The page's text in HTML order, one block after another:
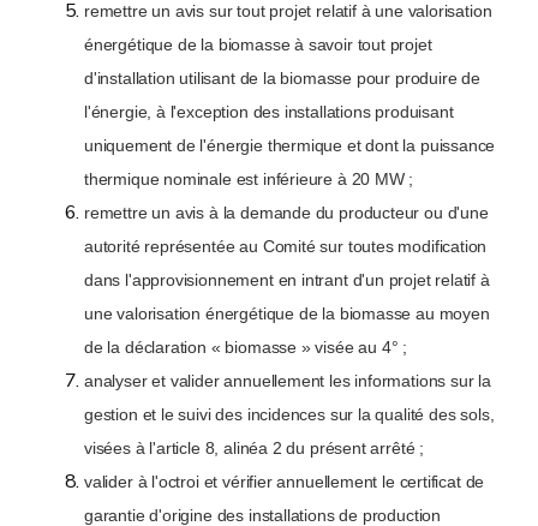
remettre un avis sur tout projet relatif à une valorisation
énergétique de la biomasse à savoir tout projet
d'installation utilisant de la biomasse pour produire de
l'énergie, à l'exception des installations produisant
uniquement de l'énergie thermique et dont la puissance
thermique nominale est inférieure à 20 MW ;
remettre un avis à la demande du producteur ou d'une
autorité représentée au Comité sur toutes modification
dans l'approvisionnement en intrant d'un projet relatif à
une valorisation énergétique de la biomasse au moyen
de la déclaration « biomasse » visée au 4° ;
analyser et valider annuellement les informations sur la
gestion et le suivi des incidences sur la qualité des sols,
visées à l'article 8, alinéa 2 du présent arrêté ;
valider à l'octroi et vérifier annuellement le certificat de
garantie d'origine des installations de production